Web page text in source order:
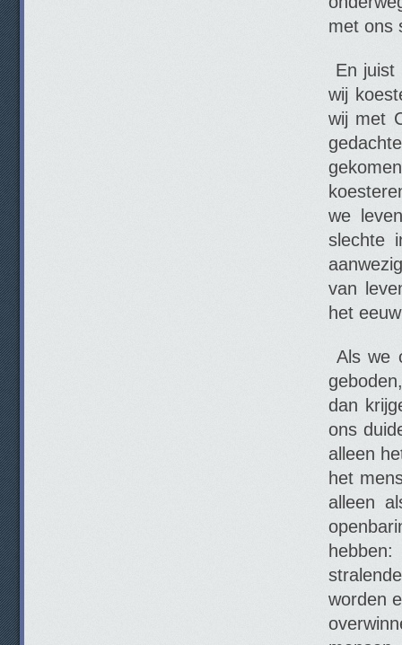
met ons
En juist
wij
wij met
we
slechte
van
het
Als we
dan
ons
alleen
het
alleen
worden